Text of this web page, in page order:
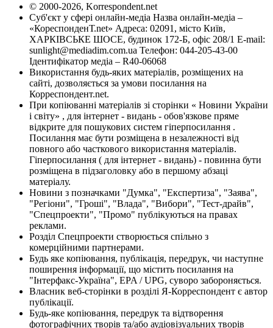
© 2000-2026, Korrespondent.net
Суб'єкт у сфері онлайн-медіа Назва онлайн-медіа –
«КореспонденТ.net» Адреса: 02091, місто Київ,
ХАРКІВСЬКЕ ШОСЕ, будинок 172-Б, офіс 208/1 E-mail:
sunlight@mediadim.com.ua Телефон: 044-205-43-00
Ідентифікатор медіа – R40-06068
Використання будь-яких матеріалів, розміщених на
сайті, дозволяється за умови посилання на
Корреспондент.net.
При копіюванні матеріалів зі сторінки « Новини України
і світу» , для інтернет - видань - обов'язкове пряме
відкрите для пошукових систем гіперпосилання .
Посилання має бути розміщена в незалежності від
повного або часткового використання матеріалів.
Гіперпосилання ( для інтернет - видань) - повинна бути
розміщена в підзаголовку або в першому абзаці
матеріалу.
Новини з позначками "Думка", "Експертиза", "Заява",
"Регіони", "Гроші", "Влада", "Вибори", "Тест-драйв",
"Спецпроекти", "Промо" публікуються на правах
реклами.
Розділ Спецпроекти створюється спільно з
комерційними партнерами.
Будь яке копіювання, публікація, передрук, чи наступне
поширення інформації, що містить посилання на
"Інтерфакс-Україна", EPA / UPG, суворо забороняється.
Власник веб-сторінки в розділі Я-Корреспондент є автор
публікації.
Будь-яке копіювання, передрук та відтворення
фотографічних творів та/або аудіовізуальних творів